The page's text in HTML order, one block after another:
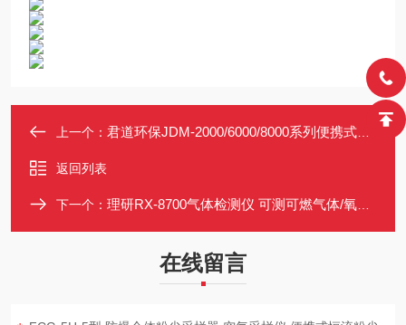
上一个： 君道环保JDM-2000/6000/8000系列便携式氢气检测仪 泵吸式H2泄漏仪
返回列表
下一个： 理研RX-8700气体检测仪 可测可燃气体/氧气/硫化氢
在线留言